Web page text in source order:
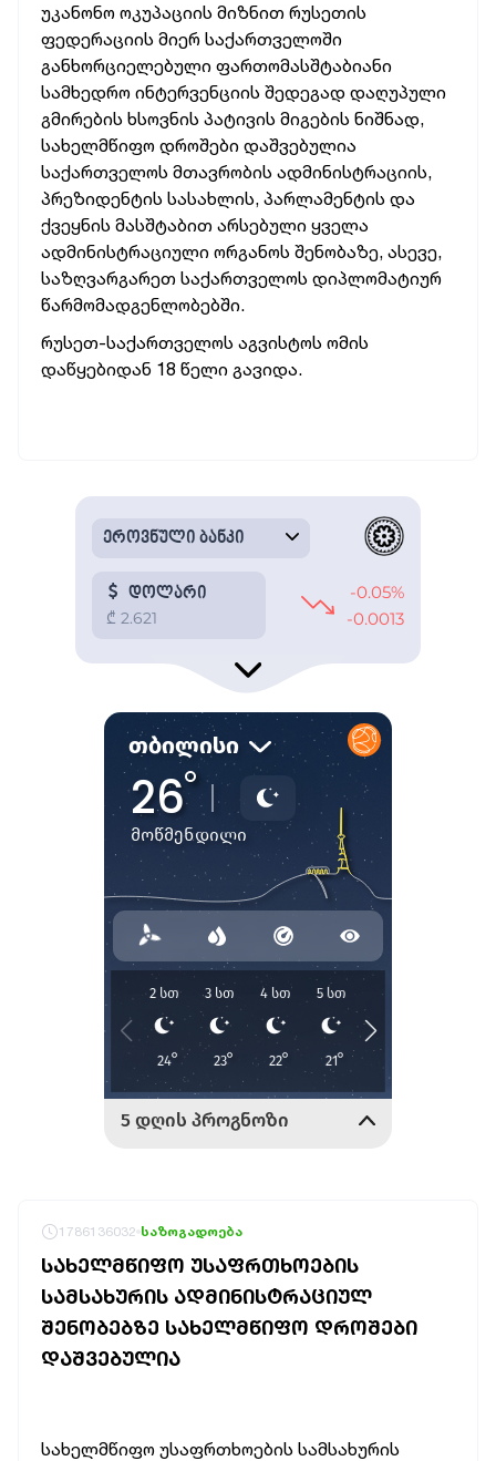
უკანონო ოკუპაციის მიზნით რუსეთის
ფედერაციის მიერ საქართველოში
განხორციელებული ფართომასშტაბიანი
სამხედრო ინტერვენციის შედეგად დაღუპული
გმირების ხსოვნის პატივის მიგების ნიშნად,
სახელმწიფო დროშები დაშვებულია
საქართველოს მთავრობის ადმინისტრაციის,
პრეზიდენტის სასახლის, პარლამენტის და
ქვეყნის მასშტაბით არსებული ყველა
ადმინისტრაციული ორგანოს შენობაზე, ასევე,
საზღვარგარეთ საქართველოს დიპლომატიურ
წარმომადგენლობებში.
რუსეთ-საქართველოს აგვისტოს ომის
დაწყებიდან 18 წელი გავიდა.
1786136032 საზოგადოება
ᲡᲐᲮᲔᲚᲛᲬᲘᲤᲝ ᲣᲡᲐᲤᲠᲗᲮᲝᲔᲑᲘᲡ
ᲡᲐᲛᲡᲐᲮᲣᲠᲘᲡ ᲐᲓᲛᲘᲜᲘᲡᲢᲠᲐᲪᲘᲣᲚ
ᲨᲔᲜᲝᲑᲔᲑᲖᲔ ᲡᲐᲮᲔᲚᲛᲬᲘᲤᲝ ᲓᲠᲝᲨᲔᲑᲘ
ᲓᲐᲨᲕᲔᲑᲣᲚᲘᲐ
სახელმწიფო უსაფრთხოების სამსახურის